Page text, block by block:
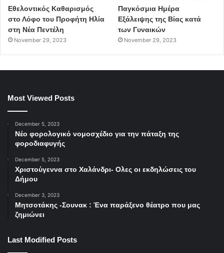
Εθελοντικός Καθαρισμός
στο Λόφο του Προφήτη Ηλία
στη Νέα Πεντέλη
November 29, 2023
Παγκόσμια Ημέρα
Εξάλειψης της Βίας κατά
των Γυναικών
November 29, 2023
Most Viewed Posts
December 5, 2023
Νέο φορολογικό νομοσχέδιο για την πάταξη της
φοροδιαφυγής
December 5, 2023
Χριστούγεννα στο Χαλάνδρι- Ολες οι εκδηλώσεις του
Δήμου
December 3, 2023
Μητσοτάκης -Σουνακ : Ένα παράξενο θέατρο που μας
ζημιώνει
Last Modified Posts